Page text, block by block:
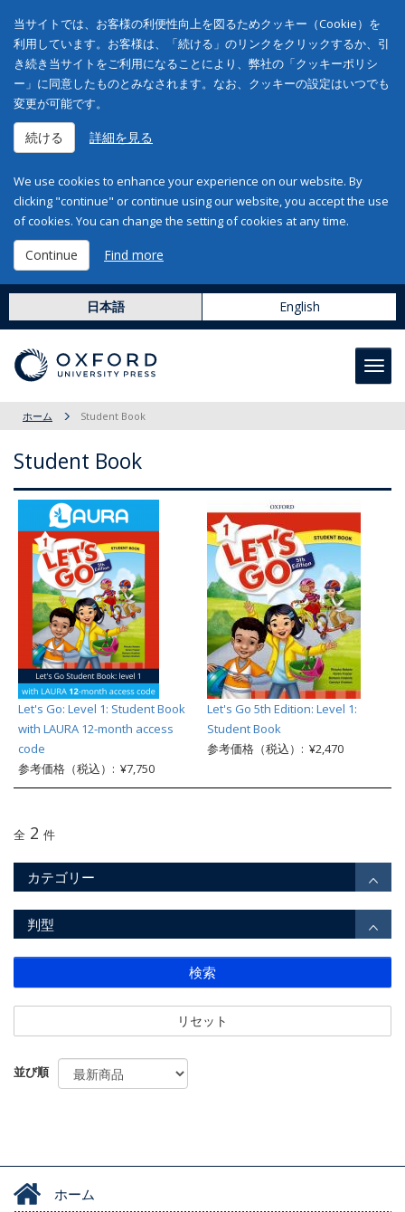
当サイトでは、お客様の利便性向上を図るためクッキー（Cookie）を
利用しています。お客様は、「続ける」のリンクをクリックするか、引
き続き当サイトをご利用になることにより、弊社の「クッキーポリシ
ー」に同意したものとみなされます。なお、クッキーの設定はいつでも
変更が可能です。
続ける 詳細を見る
We use cookies to enhance your experience on our website. By
clicking "continue" or continue using our website, you accept the use
of cookies. You can change the setting of cookies at any time.
Continue Find more
日本語 English
ホーム Student Book
Student Book
Let's Go: Level 1: Student Book
with LAURA 12-month access
code
参考価格（税込）: ¥7,750
Let's Go 5th Edition: Level 1:
Student Book
参考価格（税込）: ¥2,470
全 2 件
カテゴリー
判型
検索
リセット
並び順
ホーム